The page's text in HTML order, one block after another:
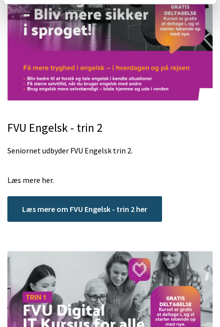
FVU Engelsk - trin 2
Seniornet udbyder FVU Engelsk trin 2.
Læs mere her.
Læs mere om FVU Engelsk - trin 2 her